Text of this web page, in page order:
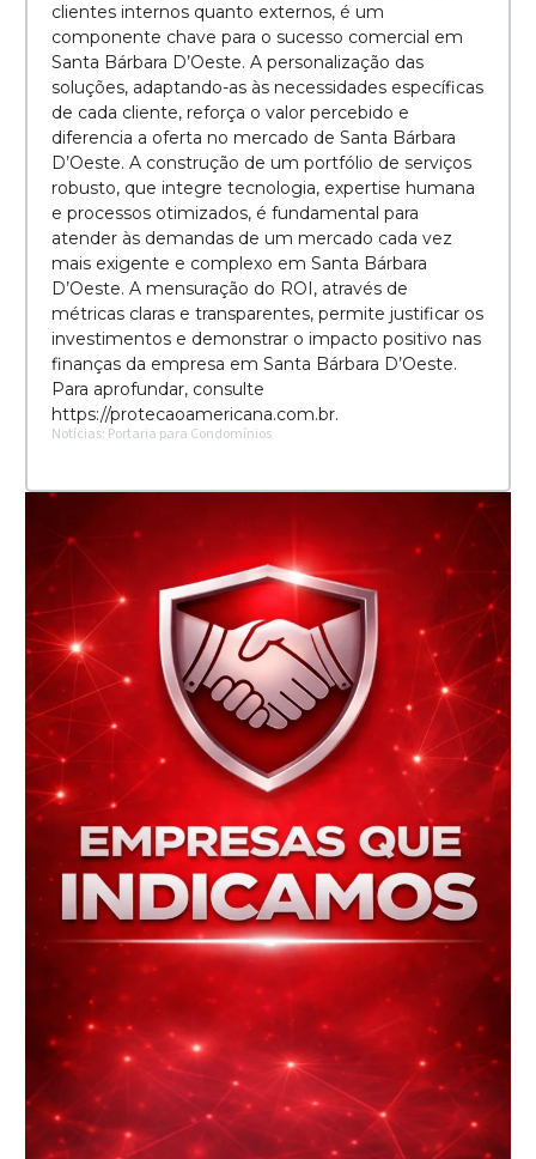
clientes internos quanto externos, é um
componente chave para o sucesso comercial em
Santa Bárbara D’Oeste. A personalização das
soluções, adaptando-as às necessidades específicas
de cada cliente, reforça o valor percebido e
diferencia a oferta no mercado de Santa Bárbara
D’Oeste. A construção de um portfólio de serviços
robusto, que integre tecnologia, expertise humana
e processos otimizados, é fundamental para
atender às demandas de um mercado cada vez
mais exigente e complexo em Santa Bárbara
D’Oeste. A mensuração do ROI, através de
métricas claras e transparentes, permite justificar os
investimentos e demonstrar o impacto positivo nas
finanças da empresa em Santa Bárbara D’Oeste.
Para aprofundar, consulte
https://protecaoamericana.com.br.
Notícias: Portaria para Condomínios